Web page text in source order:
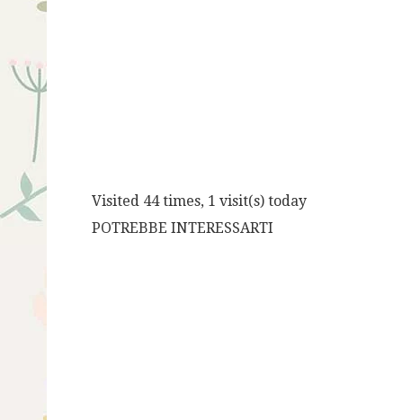
Visited 44 times, 1 visit(s) today
POTREBBE INTERESSARTI